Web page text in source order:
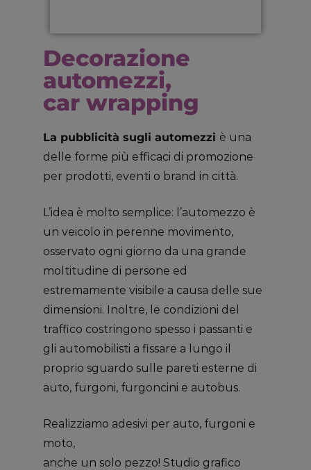
Decorazione
automezzi,
car wrapping
La pubblicità sugli automezzi è una
delle forme più efficaci di promozione
per prodotti, eventi o brand in città.
L’idea è molto semplice: l’automezzo è
un veicolo in perenne movimento,
osservato ogni giorno da una grande
moltitudine di persone ed
estremamente visibile a causa delle sue
dimensioni. Inoltre, le condizioni del
traffico costringono spesso i passanti e
gli automobilisti a fissare a lungo il
proprio sguardo sulle pareti esterne di
auto, furgoni, furgoncini e autobus.
Realizziamo adesivi per auto, furgoni e
moto,
anche un solo pezzo! Studio grafico